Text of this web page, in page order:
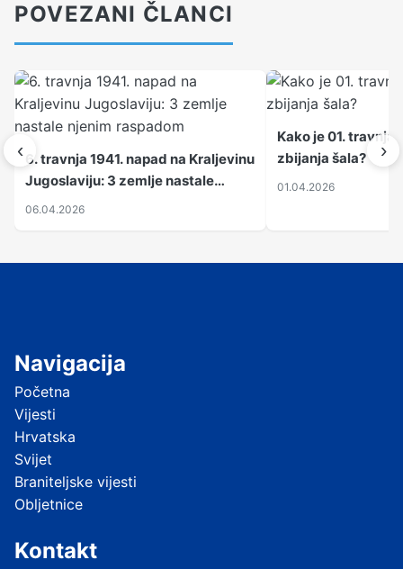
POVEZANI ČLANCI
‹ 6. travnja 1941. napad na Kraljevinu
Jugoslaviju: 3 zemlje nastale
njenim raspadom
06.04.2026
Kako je 01. travnja
zbijanja šala?
01.04.2026
›
Navigacija
Početna
Vijesti
Hrvatska
Svijet
Braniteljske vijesti
Obljetnice
Kontakt